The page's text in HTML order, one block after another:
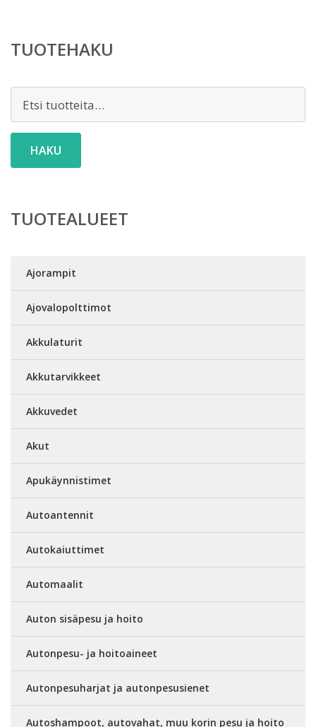
TUOTEHAKU
HAKU
TUOTEALUEET
Ajorampit
Ajovalopolttimot
Akkulaturit
Akkutarvikkeet
Akkuvedet
Akut
Apukäynnistimet
Autoantennit
Autokaiuttimet
Automaalit
Auton sisäpesu ja hoito
Autonpesu- ja hoitoaineet
Autonpesuharjat ja autonpesusienet
Autoshampoot, autovahat, muu korin pesu ja hoito